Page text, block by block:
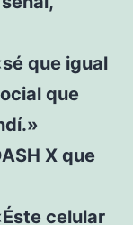
que igual
que
X que
celular